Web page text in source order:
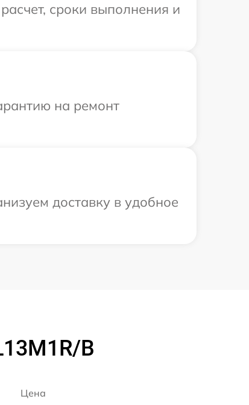
сроки выполнения и
на ремонт
доставку в удобное
B
Цена